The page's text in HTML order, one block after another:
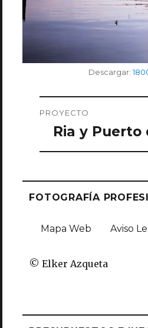
Descargar:
de
entradas
PROYECTO
Ria y Puerto
FOTOGRAFÍA
Mapa Web Aviso
© Elker Azqueta